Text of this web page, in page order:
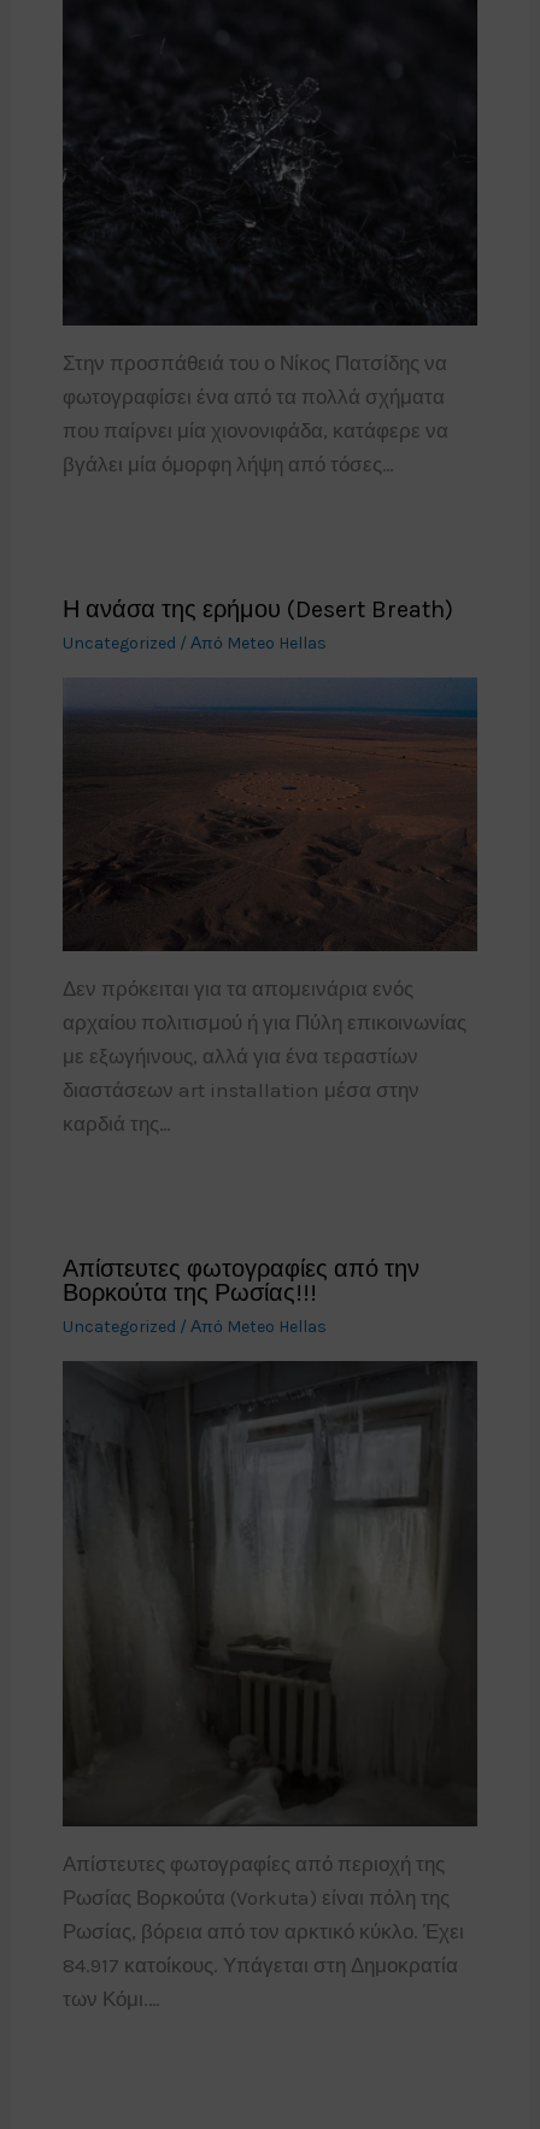
Στην προσπάθειά του ο Νίκος Πατσίδης να
φωτογραφίσει ένα από τα πολλά σχήματα
που παίρνει μία χιονονιφάδα, κατάφερε να
βγάλει μία όμορφη λήψη από τόσες…
Η ανάσα της ερήμου (Desert Breath)
Uncategorized / Από Meteo Hellas
Δεν πρόκειται για τα απομεινάρια ενός
αρχαίου πολιτισμού ή για Πύλη επικοινωνίας
με εξωγήινους, αλλά για ένα τεραστίων
διαστάσεων art installation μέσα στην
καρδιά της…
Απίστευτες φωτογραφίες από την
Βορκούτα της Ρωσίας!!!
Uncategorized / Από Meteo Hellas
Απίστευτες φωτογραφίες από περιοχή της
Ρωσίας Βορκούτα (Vorkuta) είναι πόλη της
Ρωσίας, βόρεια από τον αρκτικό κύκλο. Έχει
84.917 κατοίκους. Υπάγεται στη Δημοκρατία
των Κόμι.…